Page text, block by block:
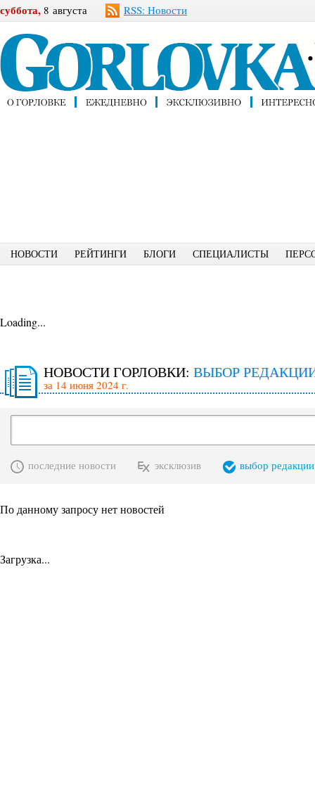
суббота, 8 августа RSS: Новости
НОВОСТИ РЕЙТИНГИ БЛОГИ СПЕЦИАЛИСТЫ
Loading...
НОВОСТИ ГОРЛОВКИ: ВЫБОР
за 14 июня 2024 г.
последние новости эксклюзив выбор редакции
По данному запросу нет новостей
Загрузка...